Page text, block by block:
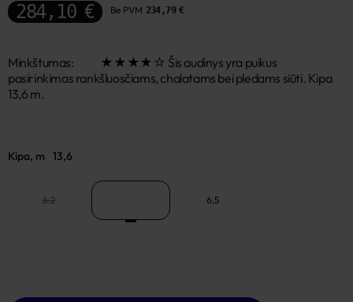
284,10 € Be PVM 234,79 €
Minkštumas: ★★★★☆ Šis audinys yra puikus
pasirinkimas rankšluosčiams, chalatams bei pledams siūti. Kipa
13,6 m.
Kipa, m 13,6
8,2 6,5